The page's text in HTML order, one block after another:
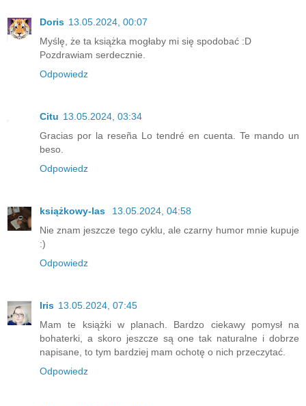
Doris 13.05.2024, 00:07
Myślę, że ta książka mogłaby mi się spodobać :D
Pozdrawiam serdecznie.
Odpowiedz
Citu 13.05.2024, 03:34
Gracias por la reseña Lo tendré en cuenta. Te mando un
beso.
Odpowiedz
książkowy-las
13.05.2024, 04:58
Nie znam jeszcze tego cyklu, ale czarny humor mnie kupuje
:)
Odpowiedz
Iris 13.05.2024, 07:45
Mam te książki w planach. Bardzo ciekawy pomysł na
bohaterki, a skoro jeszcze są one tak naturalne i dobrze
napisane, to tym bardziej mam ochotę o nich przeczytać.
Odpowiedz